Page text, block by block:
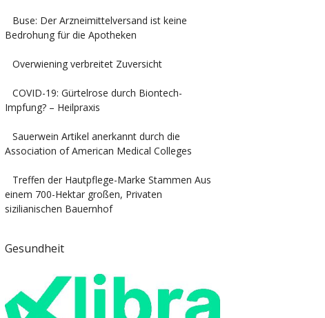
Buse: Der Arzneimittelversand ist keine
Bedrohung für die Apotheken
Overwiening verbreitet Zuversicht
COVID-19: Gürtelrose durch Biontech-
Impfung? – Heilpraxis
Sauerwein Artikel anerkannt durch die
Association of American Medical Colleges
Treffen der Hautpflege-Marke Stammen Aus
einem 700-Hektar großen, Privaten
sizilianischen Bauernhof
Gesundheit